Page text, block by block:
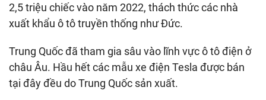
2,5 triệu chiếc vào năm 2022, thách thức các nhà
xuất khẩu ô tô truyền thống như Đức.
Trung Quốc đã tham gia sâu vào lĩnh vực ô tô điện ở
châu Âu. Hầu hết các mẫu xe điện Tesla được bán
tại đây đều do Trung Quốc sản xuất.